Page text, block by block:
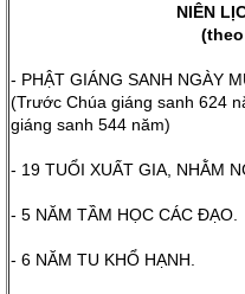
NIÊN
- PHẬT GIÁNG SANH NGÀY
(Trước Chúa giáng sanh 624
giáng sanh 544 năm)
- 19 TUỔI XUẤT GIA, NHẰM
- 5 NĂM TẦM HỌC CÁC ĐẠO.
- 6 NĂM TU KHỔ HẠNH.